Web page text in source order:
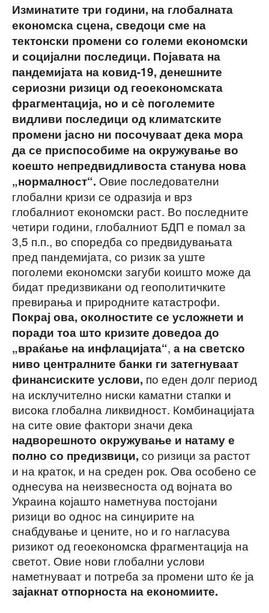
Изминатите три години, на глобалната
економска сцена, сведоци сме на
тектонски промени со големи економски
и социјални последици. Појавата на
пандемијата на ковид-19, денешните
сериозни ризици од геоекономската
фрагментација, но и сѐ поголемите
видливи последици од климатските
промени јасно ни посочуваат дека мора
да се приспособиме на окружување во
коешто непредвидливоста станува нова
„нормалност“. Овие последователни
глобални кризи се одразија и врз
глобалниот економски раст. Во последните
четири години, глобалниот БДП е помал за
3,5 п.п., во споредба со предвидувањата
пред пандемијата, со ризик за уште
поголеми економски загуби коишто може да
бидат предизвикани од геополитичките
превирања и природните катастрофи.
Покрај ова, околностите се усложнети и
поради тоа што кризите доведоа до
„враќање на инфлацијата“, а на светско
ниво централните банки ги затегнуваат
финансиските услови, по еден долг период
на исклучително ниски каматни стапки и
висока глобална ликвидност. Комбинацијата
на сите овие фактори значи дека
надворешното окружување и натаму е
полно со предизвици, со ризици за растот
и на краток, и на среден рок. Ова особено се
однесува на неизвесноста од војната во
Украина којашто наметнува постојани
ризици во однос на синџирите на
снабдување и цените, но и го нагласува
ризикот од геоекономска фрагментација на
светот. Овие нови глобални услови
наметнуваат и потреба за промени што ќе ја
зајакнат отпорноста на економиите.